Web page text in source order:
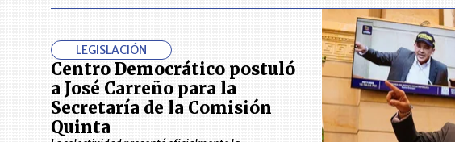
LEGISLACIÓN
Centro Democrático postuló
a José Carreño para la
Secretaría de la Comisión
Quinta